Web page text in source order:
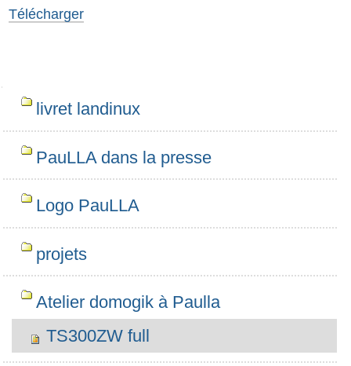
Télécharger
Navigation
livret landinux
PauLLA dans la presse
Logo PauLLA
projets
Atelier domogik à Paulla
TS300ZW full